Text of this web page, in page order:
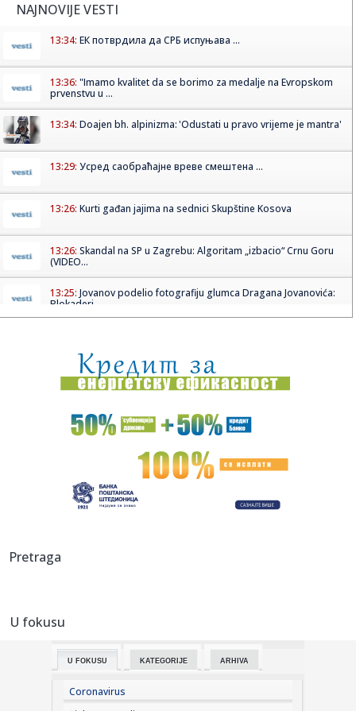
NAJNOVIJE VESTI
13:34: ЕК потврдила да СРБ испуњава ...
13:36: "Imamo kvalitet da se borimo za medalje na Evropskom
prvenstvu u ...
13:34: Doajen bh. alpinizma: 'Odustati u pravo vrijeme je mantra'
13:29: Усред саобраћајне вреве смештена ...
13:26: Kurti gađan jajima na sednici Skupštine Kosova
13:26: Skandal na SP u Zagrebu: Algoritam „izbacio“ Crnu Goru
(VIDEO...
13:25: Jovanov podelio fotografiju glumca Dragana Jovanovića:
Blokaderi...
13:23:Šaranov: "Pravimo razliku odnosom prema igračima"
VIDEO
13:22:Đurić poručio: "Ozbiljna država razgovara sa svima";
"Nećemo...
"Nikome dosad ovo nisam rekla!" Ani Radulović dečko
13:20:Košarka je najvažnija i najskuplja
te...
13:16:
13:15:
Green Day pokrenuo 24/7 YouTube kanal Gdtv sa
Pretraga
U fokusu
U FOKUSU KATEGORIJE ARHIVA
Coronavirus